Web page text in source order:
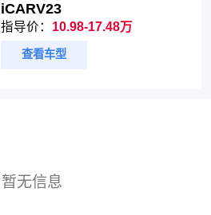
iCARV23
指导价： 10.98-17.48万
查看车型
暂无信息